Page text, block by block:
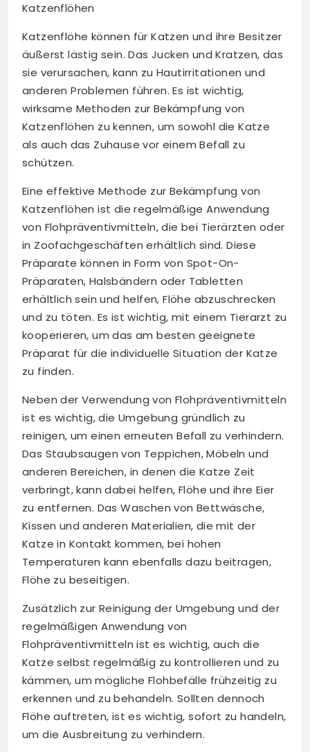
Katzenflöhen
Katzenflöhe können für Katzen und ihre Besitzer
äußerst lästig sein. Das Jucken und Kratzen, das
sie verursachen, kann zu Hautirritationen und
anderen Problemen führen. Es ist wichtig,
wirksame Methoden zur Bekämpfung von
Katzenflöhen zu kennen, um sowohl die Katze
als auch das Zuhause vor einem Befall zu
schützen.
Eine effektive Methode zur Bekämpfung von
Katzenflöhen ist die regelmäßige Anwendung
von Flohpräventivmitteln, die bei Tierärzten oder
in Zoofachgeschäften erhältlich sind. Diese
Präparate können in Form von Spot-On-
Präparaten, Halsbändern oder Tabletten
erhältlich sein und helfen, Flöhe abzuschrecken
und zu töten. Es ist wichtig, mit einem Tierarzt zu
kooperieren, um das am besten geeignete
Präparat für die individuelle Situation der Katze
zu finden.
Neben der Verwendung von Flohpräventivmitteln
ist es wichtig, die Umgebung gründlich zu
reinigen, um einen erneuten Befall zu verhindern.
Das Staubsaugen von Teppichen, Möbeln und
anderen Bereichen, in denen die Katze Zeit
verbringt, kann dabei helfen, Flöhe und ihre Eier
zu entfernen. Das Waschen von Bettwäsche,
Kissen und anderen Materialien, die mit der
Katze in Kontakt kommen, bei hohen
Temperaturen kann ebenfalls dazu beitragen,
Flöhe zu beseitigen.
Zusätzlich zur Reinigung der Umgebung und der
regelmäßigen Anwendung von
Flohpräventivmitteln ist es wichtig, auch die
Katze selbst regelmäßig zu kontrollieren und zu
kämmen, um mögliche Flohbefälle frühzeitig zu
erkennen und zu behandeln. Sollten dennoch
Flöhe auftreten, ist es wichtig, sofort zu handeln,
um die Ausbreitung zu verhindern.